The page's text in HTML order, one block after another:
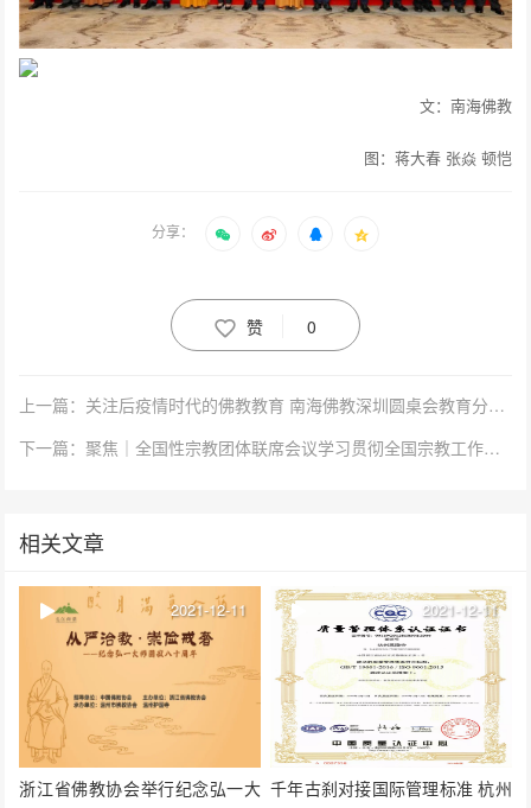
文：南海佛教
图：蒋大春 张焱 顿恺
分享：
赞 0
上一篇：关注后疫情时代的佛教教育 南海佛教深圳圆桌会教育分论坛圆满收官
下一篇：聚焦｜全国性宗教团体联席会议学习贯彻全国宗教工作会议精神
相关文章
浙江省佛教协会举行纪念弘一大
2021-12-11
千年古刹对接国际管理标准 杭州
2021-12-11